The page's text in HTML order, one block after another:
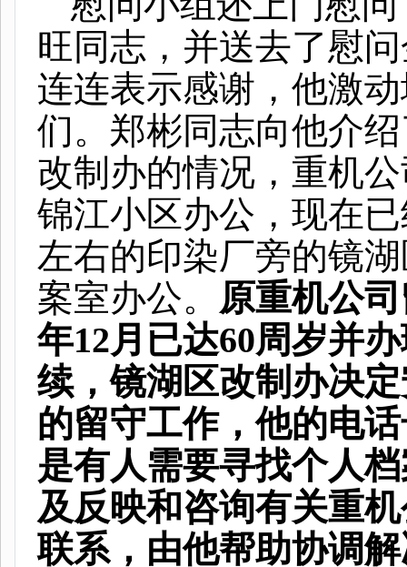
旺同志，并送去了慰
连连表示感谢，他激
们。郑彬同志向他介
改制办的情况，重机
锦江小区办公，现在
左右的印染厂旁的镜
案室办公。 原重机公
年12月已达60周岁并
续，镜湖区改制办决
的留守工作，他的电
是有人需要寻找个人
及反映和咨询有关重
联系，由他帮助协调